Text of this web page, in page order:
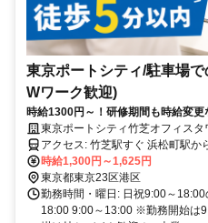
東京ポートシティ/駐車場
Wワーク歓迎)
時給1300円～！研修期間も時給変
フトの融通が利くのでWワーク・ト
方もWワークの方多数です。60代や
数！
東京ポートシティ竹芝オフィス
会社
アクセス: 竹芝駅すぐ 浜松町駅からも直通デッキで徒歩4分 大門駅よ
り徒歩5分 駅チカで通勤便利☆彡 日暮里・上野・秋葉原方面や練馬、
光が丘、大島など 色々なエリア
時給1,300円～1,625円
東京都東京23区港区
勤務時間・曜日: 日祝9:00～
18:00 9:00～13:00 ※勤務開始は